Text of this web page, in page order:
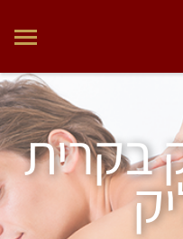
בקרית